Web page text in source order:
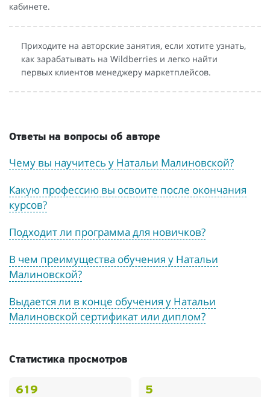
кабинете.
Приходите на авторские занятия, если хотите узнать,
как зарабатывать на Wildberries и легко найти
первых клиентов менеджеру маркетплейсов.
Ответы на вопросы об авторе
Чему вы научитесь у Натальи Малиновской?
Какую профессию вы освоите после окончания
курсов?
Подходит ли программа для новичков?
В чем преимущества обучения у Натальи
Малиновской?
Выдается ли в конце обучения у Натальи
Малиновской сертификат или диплом?
Статистика просмотров
619 5